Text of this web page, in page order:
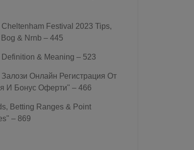
Cheltenham Festival 2023 Tips,
Bog & Nrnb – 445
Definition & Meaning – 523
Залози Онлайн Регистрация От
И Бонус Оферти" – 466
Betting Ranges & Point
– 869